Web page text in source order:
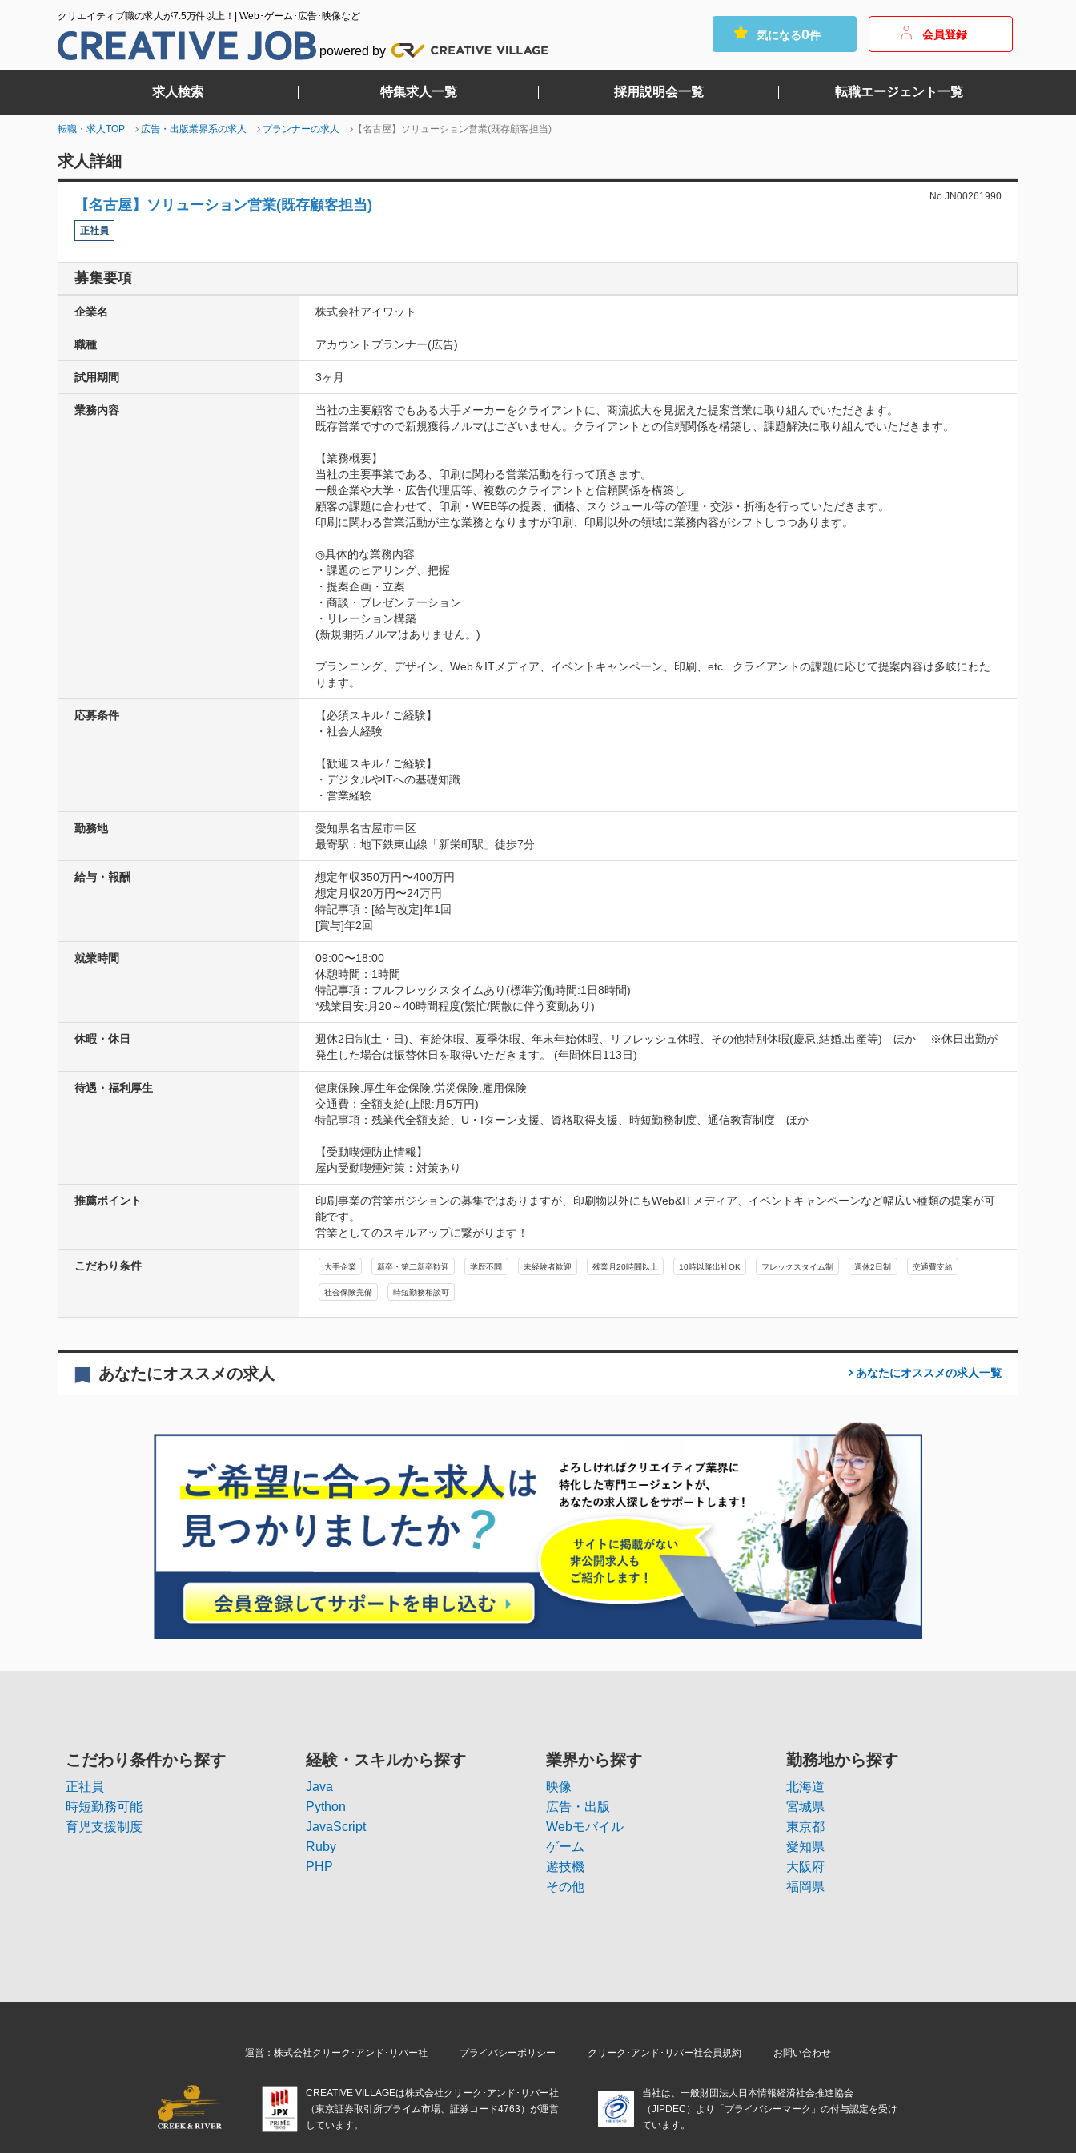
クリエイティブ職の求人が7.5万件以上！| Web･ゲーム･広告･映像など
powered by
気になる0件 会員登録
求人検索 特集求人一覧 採用説明会一覧 転職エージェント一覧
転職・求人TOP 広告・出版業界系の求人 プランナーの求人 【名古屋】ソリューション営業(既存顧客担当)
求人詳細
【名古屋】ソリューション営業(既存顧客担当)
No.JN00261990
正社員
募集要項
企業名 株式会社アイワット
職種 アカウントプランナー(広告)
試用期間 3ヶ月
業務内容
当社の主要顧客でもある大手メーカーをクライアントに、商流拡大を見据えた提案営業に取り組んでいただきます。
既存営業ですので新規獲得ノルマはございません。クライアントとの信頼関係を構築し、課題解決に取り組んでいただきます。
【業務概要】
当社の主要事業である、印刷に関わる営業活動を行って頂きます。
一般企業や大学・広告代理店等、複数のクライアントと信頼関係を構築し
顧客の課題に合わせて、印刷・WEB等の提案、価格、スケジュール等の管理・交渉・折衝を行っていただきます。
印刷に関わる営業活動が主な業務となりますが印刷、印刷以外の領域に業務内容がシフトしつつあります。
◎具体的な業務内容
・課題のヒアリング、把握
・提案企画・立案
・商談・プレゼンテーション
・リレーション構築
(新規開拓ノルマはありません。)
プランニング、デザイン、Web＆ITメディア、イベントキャンペーン、印刷、etc...クライアントの課題に応じて提案内容は多岐にわた
ります。
応募条件
【必須スキル / ご経験】
・社会人経験
【歓迎スキル / ご経験】
・デジタルやITへの基礎知識
・営業経験
勤務地
愛知県名古屋市中区
最寄駅：地下鉄東山線「新栄町駅」徒歩7分
給与・報酬
想定年収350万円〜400万円
想定月収20万円〜24万円
特記事項：[給与改定]年1回
[賞与]年2回
就業時間
09:00〜18:00
休憩時間：1時間
特記事項：フルフレックスタイムあり(標準労働時間:1日8時間)
*残業目安:月20～40時間程度(繁忙/閑散に伴う変動あり)
休暇・休日
週休2日制(土・日)、有給休暇、夏季休暇、年末年始休暇、リフレッシュ休暇、その他特別休暇(慶忌,結婚,出産等)　ほか　 ※休日出勤が
発生した場合は振替休日を取得いただきます。 (年間休日113日)
待遇・福利厚生
健康保険,厚生年金保険,労災保険,雇用保険
交通費：全額支給(上限:月5万円)
特記事項：残業代全額支給、U・Iターン支援、資格取得支援、時短勤務制度、通信教育制度　ほか
【受動喫煙防止情報】
屋内受動喫煙対策：対策あり
推薦ポイント
印刷事業の営業ポジションの募集ではありますが、印刷物以外にもWeb&ITメディア、イベントキャンペーンなど幅広い種類の提案が可
能です。
営業としてのスキルアップに繋がります！
こだわり条件 大手企業 新卒・第二新卒歓迎 学歴不問 未経験者歓迎 残業月20時間以上 10時以降出社OK フレックスタイム制 週休2日制 交通費支給
社会保険完備 時短勤務相談可
あなたにオススメの求人 あなたにオススメの求人一覧
こだわり条件から探す
正社員
時短勤務可能
育児支援制度
経験・スキルから探す
Java
Python
JavaScript
Ruby
PHP
業界から探す
映像
広告・出版
Webモバイル
ゲーム
遊技機
その他
勤務地から探す
北海道
宮城県
東京都
愛知県
大阪府
福岡県
運営：株式会社クリーク･アンド･リバー社 プライバシーポリシー クリーク･アンド･リバー社会員規約 お問い合わせ
CREATIVE VILLAGEは株式会社クリーク･アンド･リバー社
（東京証券取引所プライム市場、証券コード4763）が運営
しています。
当社は、一般財団法人日本情報経済社会推進協会
（JIPDEC）より「プライバシーマーク」の付与認定を受け
ています。